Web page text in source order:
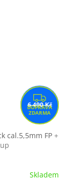
6 490 Kč
Z
D
A
R
cal.5,5mm FP +
Skladem